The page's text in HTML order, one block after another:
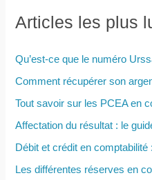
e
c
:
Articles les plus
Qu’est-ce que le numéro
Comment récupérer son
Tout savoir sur les PCEA en
Affectation du résultat : le
Débit et crédit en
Les différentes réserves en